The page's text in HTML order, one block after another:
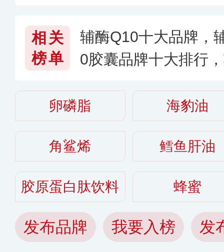
相关
榜单
辅酶Q10十大品牌，
0胶囊品牌十大排行
卵磷脂 海豹油
角鲨烯 鳕鱼肝油
胶原蛋白肽饮料 蜂蜜
发布品牌 我要入榜 发